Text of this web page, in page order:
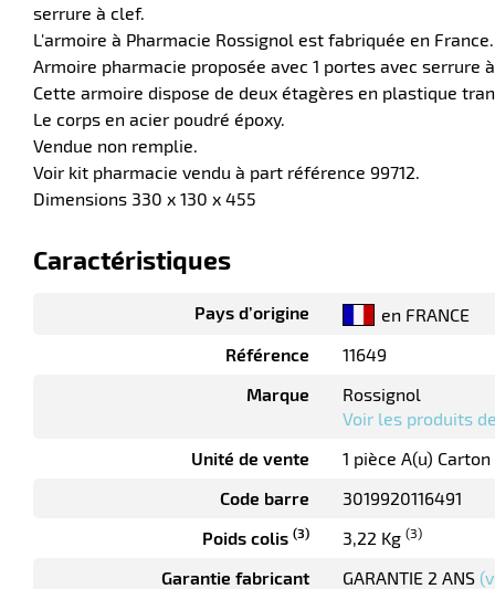
serrure à clef.
L'armoire à Pharmacie Rossignol est fabriquée en France.
Armoire pharmacie proposée avec 1 portes avec serrure
Cette armoire dispose de deux étagères en plastique
Le corps en acier poudré époxy.
Vendue non remplie.
Voir kit pharmacie vendu à part référence 99712.
Dimensions 330 x 130 x 455
Caractéristiques
Pays d’origine
en FRANCE
Référence
11649
Marque
Rossignol
Voir les produits
Unité de vente
1 pièce A(u) Carton
Code barre
3019920116491
Poids colis (3) 3,22 Kg (3)
Garantie fabricant GARANTIE 2 ANS